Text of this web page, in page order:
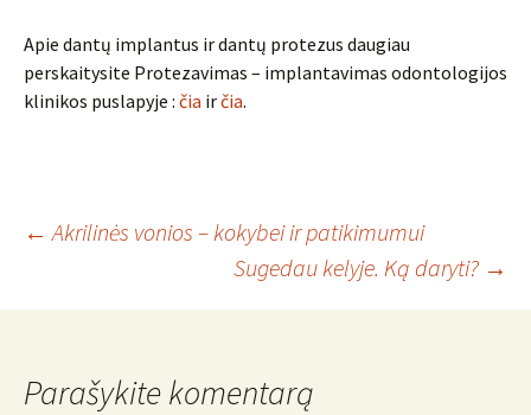
Apie dantų implantus ir dantų protezus daugiau
perskaitysite Protezavimas – implantavimas odontologijos
klinikos puslapyje : čia irčia.
Įrašo
navigacija
← Akrilinės vonios – kokybei ir patikimumui
Sugedau kelyje. Ką daryti? →
Parašykite komentarą